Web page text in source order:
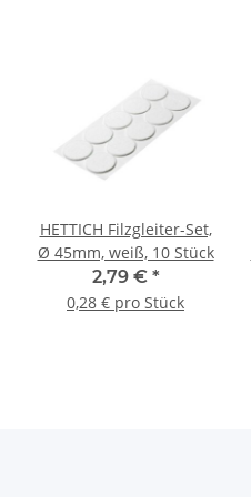
HETTICH Filzgleiter-Set,
Ø 45mm, weiß, 10 Stück
2,79 € *
0,28 € pro Stück